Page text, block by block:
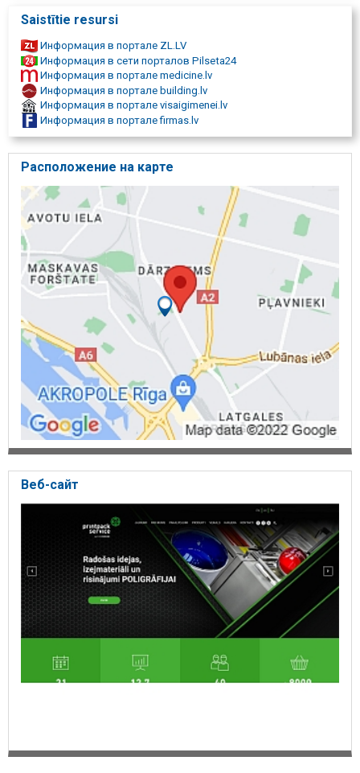
Saistītie resursi
Информация в портале ZL.LV
Информация в сети порталов Pilseta24
Информация в портале medicine.lv
Информация в портале building.lv
Информация в портале visaigimenei.lv
Информация в портале firmas.lv
Расположение на карте
Веб-сайт